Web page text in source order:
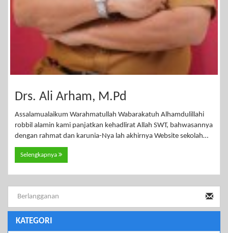
Drs. Ali Arham, M.Pd
Assalamualaikum Warahmatullah Wabarakatuh Alhamdulillahi
robbil alamin kami panjatkan kehadlirat Allah SWT, bahwasannya
dengan rahmat dan karunia-Nya lah akhirnya Website sekolah…
Selengkapnya
KATEGORI